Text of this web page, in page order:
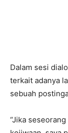
Dalam sesi
terkait adanya
sebuah
“Jika